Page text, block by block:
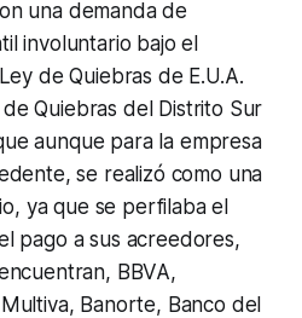
una demanda de
involuntario bajo el
de Quiebras de E.U.A.
Quiebras del Distrito Sur
aunque para la empresa
se realizó como una
ya que se perfilaba el
pago a sus acreedores,
BBVA,
Banorte, Banco del